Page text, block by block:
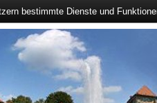
bestimmte Dienste und